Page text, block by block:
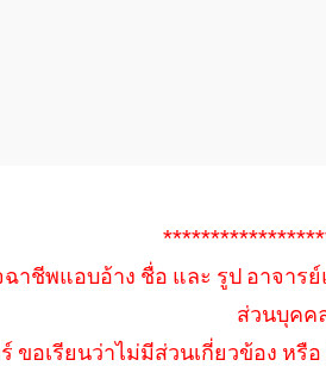
ชีพแอบอ้าง ชื่อ และ รูป อาจาร
ส่วนบุคค
ขอเรียนว่าไม่มีส่วนเกี่ยวข้อง หรื